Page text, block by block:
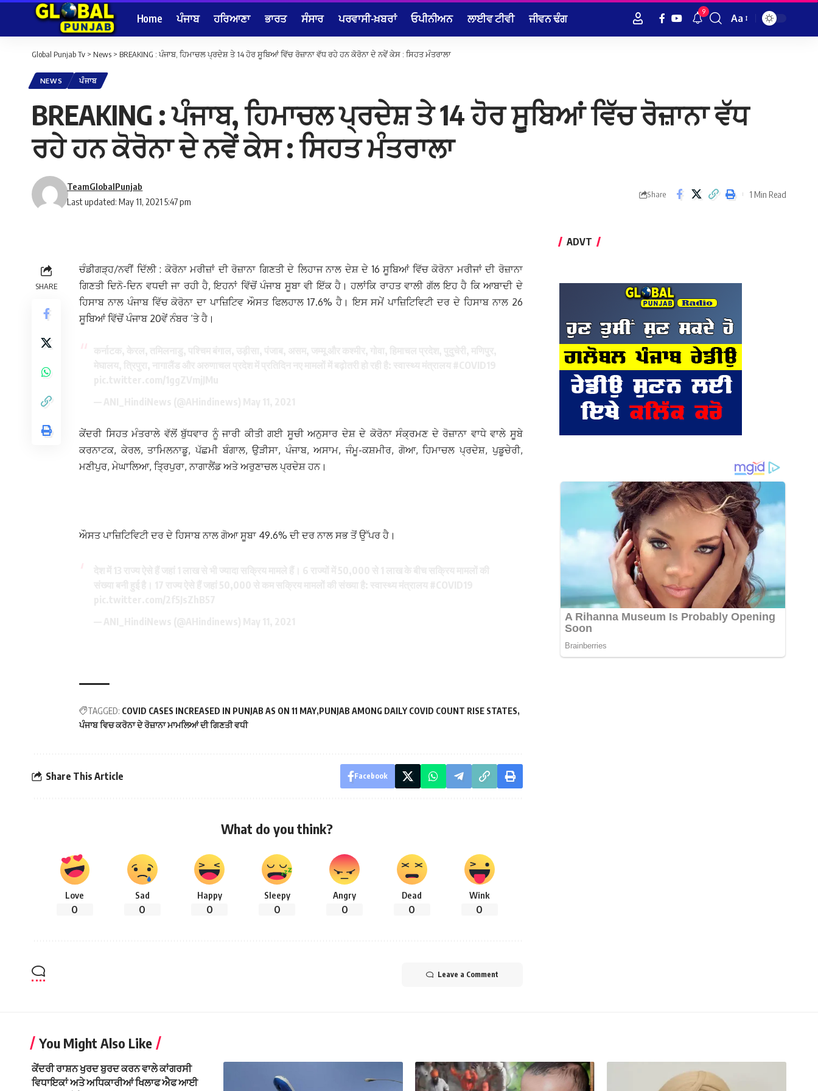
Home ਪੰਜਾਬ ਹਰਿਆਣਾ ਭਾਰਤ ਸੰਸਾਰ ਪਰਵਾਸੀ-ਖ਼ਬਰਾਂ ਓਪੀਨੀਅਨ ਲਾਈਵ ਟੀਵੀ ਜੀਵਨ ਢੰਗ 9
Font
Aa
Global Punjab Tv > News > BREAKING : ਪੰਜਾਬ, ਹਿਮਾਚਲ ਪ੍ਰਦੇਸ਼ ਤੇ 14 ਹੋਰ ਸੂਬਿਆਂ ਵਿੱਚ ਰੋਜ਼ਾਨਾ ਵੱਧ ਰਹੇ ਹਨ ਕੋਰੋਨਾ ਦੇ ਨਵੇਂ ਕੇਸ : ਸਿਹਤ ਮੰਤਰਾਲਾ
NEWS ਪੰਜਾਬ
BREAKING : ਪੰਜਾਬ, ਹਿਮਾਚਲ ਪ੍ਰਦੇਸ਼ ਤੇ 14 ਹੋਰ ਸੂਬਿਆਂ ਵਿੱਚ ਰੋਜ਼ਾਨਾ ਵੱਧ
ਰਹੇ ਹਨ ਕੋਰੋਨਾ ਦੇ ਨਵੇਂ ਕੇਸ : ਸਿਹਤ ਮੰਤਰਾਲਾ
Last updated: May 11, 2021 5:47 pm
TeamGlobalPunjab
Share 1 Min Read
SHARE
ਚੰਡੀਗੜ੍ਹ/ਨਵੀਂ ਦਿੱਲੀ : ਕੋਰੋਨਾ ਮਰੀਜ਼ਾਂ ਦੀ ਰੋਜ਼ਾਨਾ ਗਿਣਤੀ ਦੇ ਲਿਹਾਜ ਨਾਲ ਦੇਸ਼ ਦੇ 16 ਸੂਬਿਆਂ ਵਿੱਚ ਕੋਰੋਨਾ ਮਰੀਜਾਂ ਦੀ ਰੋਜ਼ਾਨਾ
ਗਿਣਤੀ ਦਿਨੋ-ਦਿਨ ਵਧਦੀ ਜਾ ਰਹੀ ਹੈ, ਇਹਨਾਂ ਵਿੱਚੋਂ ਪੰਜਾਬ ਸੂਬਾ ਵੀ ਇੱਕ ਹੈ। ਹਲਾਂਕਿ ਰਾਹਤ ਵਾਲੀ ਗੱਲ ਇਹ ਹੈ ਕਿ ਆਬਾਦੀ ਦੇ
ਹਿਸਾਬ ਨਾਲ ਪੰਜਾਬ ਵਿੱਚ ਕੋਰੋਨਾ ਦਾ ਪਾਜ਼ਿਟਿਵ ਔਸਤ ਫਿਲਹਾਲ 17.6% ਹੈ। ਇਸ ਸਮੇਂ ਪਾਜ਼ਿਟਿਵਿਟੀ ਦਰ ਦੇ ਹਿਸਾਬ ਨਾਲ 26
ਸੂਬਿਆਂ ਵਿੱਚੋਂ ਪੰਜਾਬ 20ਵੇਂ ਨੰਬਰ ‘ਤੇ ਹੈ।
ਕੇਂਦਰੀ ਸਿਹਤ ਮੰਤਰਾਲੇ ਵੱਲੋਂ ਬੁੱਧਵਾਰ ਨੂੰ ਜਾਰੀ ਕੀਤੀ ਗਈ ਸੂਚੀ ਅਨੁਸਾਰ ਦੇਸ਼ ਦੇ ਕੋਰੋਨਾ ਸੰਕ੍ਰਮਣ ਦੇ ਰੋਜ਼ਾਨਾ ਵਾਧੇ ਵਾਲੇ ਸੂਬੇ
ਕਰਨਾਟਕ, ਕੇਰਲ, ਤਾਮਿਲਨਾਡੂ, ਪੱਛਮੀ ਬੰਗਾਲ, ਉੜੀਸਾ, ਪੰਜਾਬ, ਅਸਾਮ, ਜੰਮੂ-ਕਸ਼ਮੀਰ, ਗੋਆ, ਹਿਮਾਚਲ ਪ੍ਰਦੇਸ਼, ਪੁਡੂਚੇਰੀ,
ਮਣੀਪੁਰ, ਮੇਘਾਲਿਆ, ਤ੍ਰਿਪੁਰਾ, ਨਾਗਾਲੈਂਡ ਅਤੇ ਅਰੁਣਾਚਲ ਪ੍ਰਦੇਸ਼ ਹਨ।
ਔਸਤ ਪਾਜ਼ਿਟਿਵਿਟੀ ਦਰ ਦੇ ਹਿਸਾਬ ਨਾਲ ਗੋਆ ਸੂਬਾ 49.6% ਦੀ ਦਰ ਨਾਲ ਸਭ ਤੋਂ ਉੱਪਰ ਹੈ।
TAGGED: COVID CASES INCREASED IN PUNJAB AS ON 11 MAY PUNJAB AMONG DAILY COVID COUNT RISE STATES
ਪੰਜਾਬ ਵਿਚ ਕਰੋਨਾ ਦੇ ਰੋਜ਼ਾਨਾ ਮਾਮਲਿਆਂ ਦੀ ਗਿਣਤੀ ਵਧੀ
Share This Article Facebook
What do you think?
Love
0
Sad
0
Happy
0
Sleepy
0
Angry
0
Dead
0
Wink
0
Leave a Comment
ADVT
You Might Also Like
ਕੇਂਦਰੀ ਰਾਸ਼ਨ ਖੁਰਦ ਬੁਰਦ ਕਰਨ ਵਾਲੇ ਕਾਂਗਰਸੀ
ਵਿਧਾਇਕਾਂ ਅਤੇ ਅਧਿਕਾਰੀਆਂ ਖਿਲਾਫ ਐਫ ਆਈ